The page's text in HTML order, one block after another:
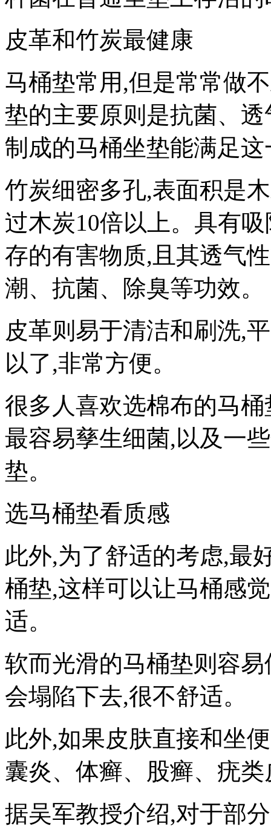
皮革和竹炭最健康
马桶垫常用,但是常常做
垫的主要原则是抗菌、
制成的马桶坐垫能满足
竹炭细密多孔,表面积是
过木炭10倍以上。具有
存的有害物质,且其透气
潮、抗菌、除臭等功效
皮革则易于清洁和刷洗,
以了,非常方便。
很多人喜欢选棉布的马
最容易孳生细菌,以及一
垫。
选马桶垫看质感
此外,为了舒适的考虑,最
桶垫,这样可以让马桶感
适。
软而光滑的马桶垫则容
会塌陷下去,很不舒适。
此外,如果皮肤直接和坐
囊炎、体癣、股癣、疣
据吴军教授介绍,对于部